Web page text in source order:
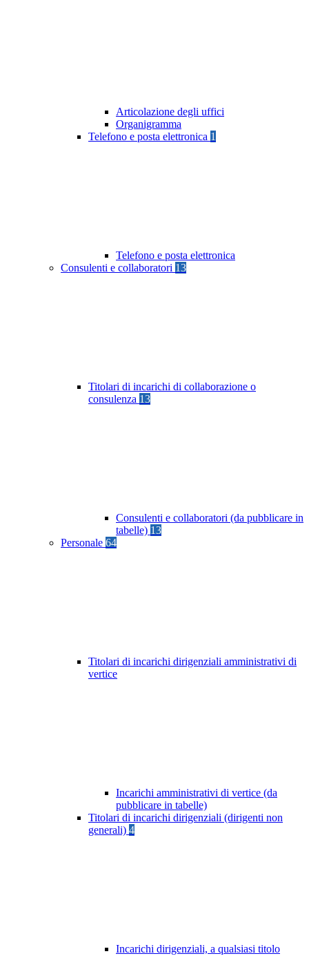
Articolazione degli uffici
Organigramma
Telefono e posta elettronica 1
Telefono e posta elettronica
Consulenti e collaboratori 13
Titolari di incarichi di collaborazione o
consulenza 13
Consulenti e collaboratori (da pubblicare in
tabelle) 13
Personale 64
Titolari di incarichi dirigenziali amministrativi di
vertice
Incarichi amministrativi di vertice (da
pubblicare in tabelle)
Titolari di incarichi dirigenziali (dirigenti non
generali) 4
Incarichi dirigenziali, a qualsiasi titolo